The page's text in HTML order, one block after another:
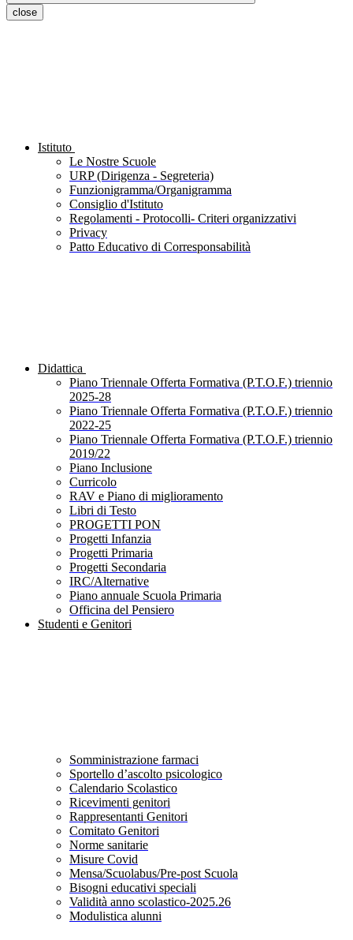
close
Istituto
Le Nostre Scuole
URP (Dirigenza - Segreteria)
Funzionigramma/Organigramma
Consiglio d'Istituto
Regolamenti - Protocolli- Criteri organizzativi
Privacy
Patto Educativo di Corresponsabilità
Didattica
Piano Triennale Offerta Formativa (P.T.O.F.) triennio
2025-28
Piano Triennale Offerta Formativa (P.T.O.F.) triennio
2022-25
Piano Triennale Offerta Formativa (P.T.O.F.) triennio
2019/22
Piano Inclusione
Curricolo
RAV e Piano di miglioramento
Libri di Testo
PROGETTI PON
Progetti Infanzia
Progetti Primaria
Progetti Secondaria
IRC/Alternative
Piano annuale Scuola Primaria
Officina del Pensiero
Studenti e Genitori
Somministrazione farmaci
Sportello d’ascolto psicologico
Calendario Scolastico
Ricevimenti genitori
Rappresentanti Genitori
Comitato Genitori
Norme sanitarie
Misure Covid
Mensa/Scuolabus/Pre-post Scuola
Bisogni educativi speciali
Validità anno scolastico-2025.26
Modulistica alunni